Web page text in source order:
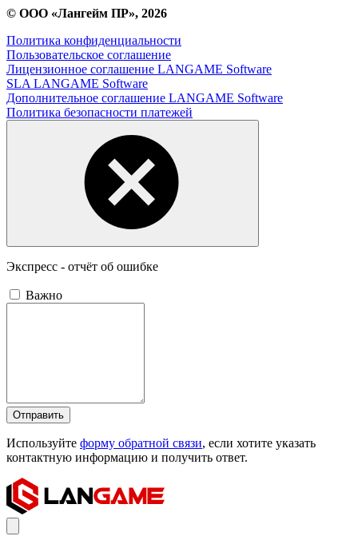
© ООО «Лангейм ПР», 2026
Политика конфиденциальности
Пользовательское соглашение
Лицензионное соглашение LANGAME Software
SLA LANGAME Software
Дополнительное соглашение LANGAME Software
Политика безопасности платежей
Экспресс - отчёт об ошибке
Важно
Отправить
Используйте форму обратной связи, если хотите указать
контактную информацию и получить ответ.